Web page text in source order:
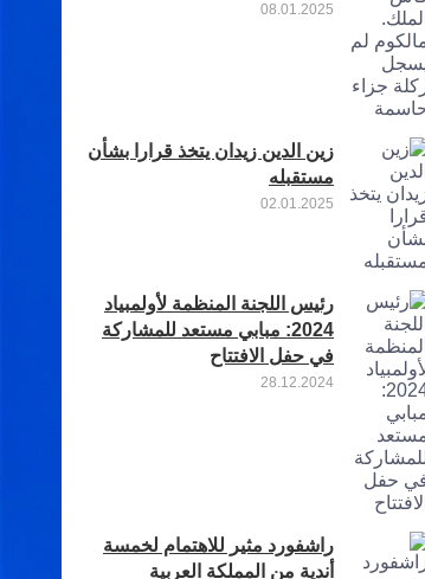
08.01.2025
زين الدين زيدان يتخذ قرارا بشأن
مستقبله
02.01.2025
رئيس اللجنة المنظمة لأولمبياد
2024: مبابي مستعد للمشاركة
في حفل الافتتاح
28.12.2024
راشفورد مثير للاهتمام لخمسة
أندية من المملكة العربية